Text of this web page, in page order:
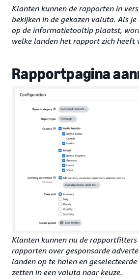
Klanten kunnen de rapporten in
bekijken in de gekozen valuta. Als
op de informatietooltip plaatst,
welke landen het rapport zich heeft
Rapportpagina
Klanten kunnen nu de rapportfilters
rapporten over gesponsorde
landen op te halen en
zetten in een valuta naar keuze.